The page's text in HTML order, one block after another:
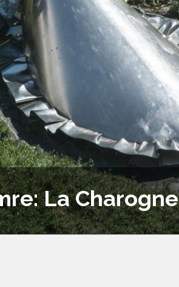
La Charogne